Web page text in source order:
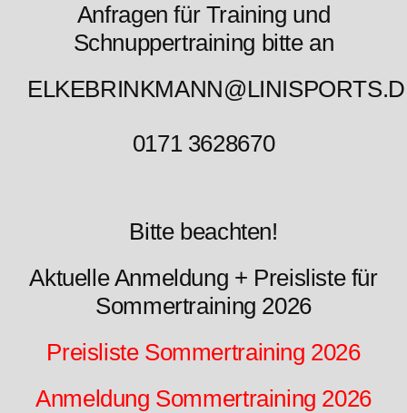
Unser Verein
Mannschaften
Kontakt
Anfragen für Training und
Schnuppertraining bitte an
0171 3628670
Bitte beachten!
Aktuelle Anmeldung + Preisliste für
Sommertraining 2026
Preisliste Sommertraining 2026
Anmeldung Sommertraining 2026